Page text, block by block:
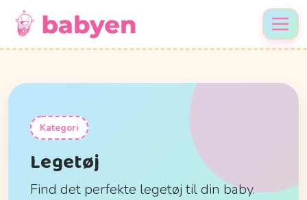
Kategori
Legetøj
Find det perfekte legetøj til din baby.